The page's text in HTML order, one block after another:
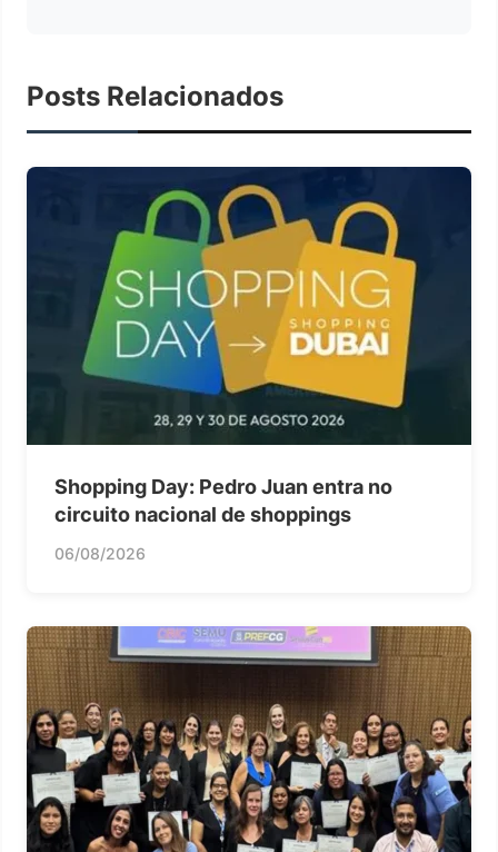
Posts Relacionados
Shopping Day: Pedro Juan entra no
circuito nacional de shoppings
06/08/2026